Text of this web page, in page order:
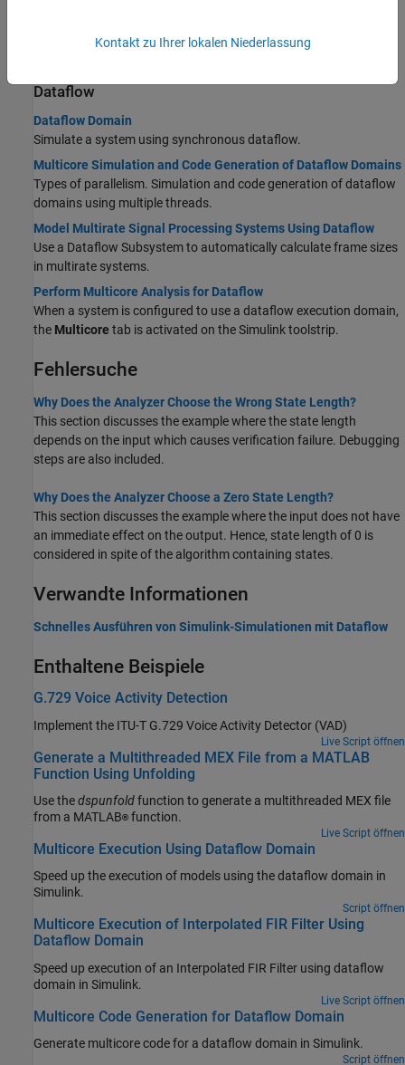
This page should detail the users on when to use dspunfold and
Dataflow
Dataflow Domain
Simulate a system using synchronous dataflow.
Multicore Simulation and Code Generation of Dataflow Domains
Types of parallelism. Simulation and code generation of dataflow
domains using multiple threads.
Model Multirate Signal Processing Systems Using Dataflow
Use a Dataflow Subsystemto automatically calculate frame sizes
in multirate systems.
Perform Multicore Analysis for Dataflow
When a system is configured to use a dataflow execution domain,
the Multicore tab is activated on the Simulink toolstrip.
Fehlersuche
Why Does the Analyzer Choose the Wrong State Length?
This section discusses the example where the state length
depends on the input which causes verification failure. Debugging
steps are also included.
Why Does the Analyzer Choose a Zero State Length?
This section discusses the example where the input does not have
an immediate effect on the output. Hence, state length of 0 is
considered in spite of the algorithm containing states.
Verwandte Informationen
Schnelles Ausführen von Simulink-Simulationen mit Dataflow
Enthaltene Beispiele
G.729 Voice Activity Detection
Implement the ITU-T G.729 Voice Activity Detector (VAD)
Live Script öffnen
Generate a Multithreaded MEX File from a MATLAB
Function Using Unfolding
Use thedspunfoldfunction to generate a multithreaded MEX file
from a MATLAB® function.
Live Script öffnen
Multicore Execution Using Dataflow Domain
Speed up the execution of models using the dataflow domain in
Simulink.
Script öffnen
Multicore Execution of Interpolated FIR Filter Using
Dataflow Domain
Speed up execution of an Interpolated FIR Filter using dataflow
domain in Simulink.
Live Script öffnen
Multicore Code Generation for Dataflow Domain
Generate multicore code for a dataflow domain in Simulink.
Script öffnen
Kontakt zu Ihrer lokalen Niederlassung